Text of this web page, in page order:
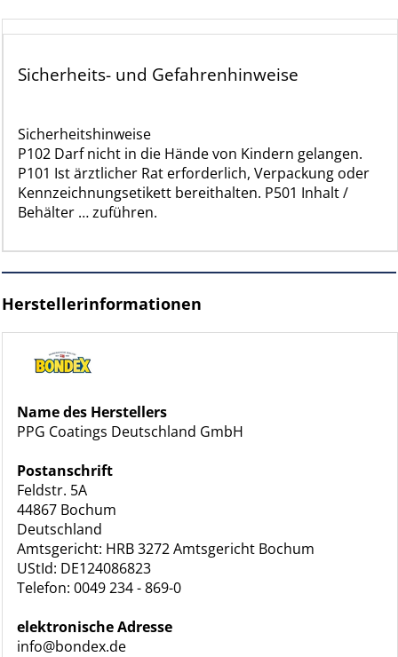
Sicherheits- und Gefahrenhinweise
Sicherheitshinweise
P102 Darf nicht in die Hände von Kindern gelangen.
P101 Ist ärztlicher Rat erforderlich, Verpackung oder
Kennzeichnungsetikett bereithalten. P501 Inhalt /
Behälter … zuführen.
Herstellerinformationen
Name des Herstellers
PPG Coatings Deutschland GmbH
Postanschrift
Feldstr. 5A
44867 Bochum
Deutschland
Amtsgericht: HRB 3272 Amtsgericht Bochum
UStId: DE124086823
Telefon: 0049 234 - 869-0
elektronische Adresse
info@bondex.de